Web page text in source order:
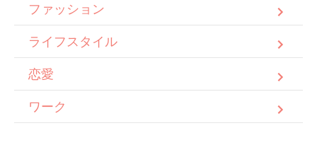
ファッション
ライフスタイル
恋愛
ワーク